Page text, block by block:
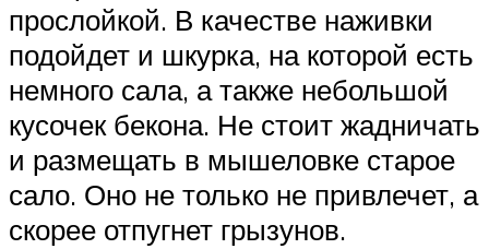
прослойкой. В качестве наживки
подойдет и шкурка, на которой есть
немного сала, а также небольшой
кусочек бекона. Не стоит жадничать
и размещать в мышеловке старое
сало. Оно не только не привлечет, а
скорее отпугнет грызунов.